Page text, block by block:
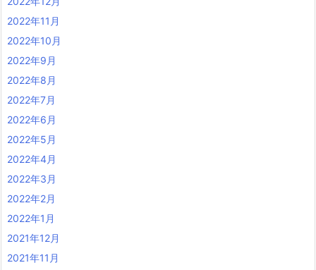
2022年11月
2022年10月
2022年9月
2022年8月
2022年7月
2022年6月
2022年5月
2022年4月
2022年3月
2022年2月
2022年1月
2021年12月
2021年11月